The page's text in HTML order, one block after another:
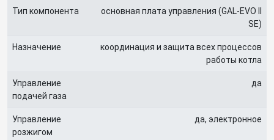
Тип компонента
основная плата управления (GAL‑EVO II
SE)
Назначение
координация и защита всех процессов
работы котла
Управление
подачей газа
да
Управление
розжигом
да, электронное